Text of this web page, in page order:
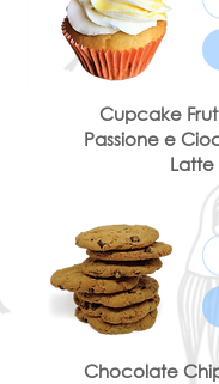
Cupcake
Passione e
Latte
Chocolate